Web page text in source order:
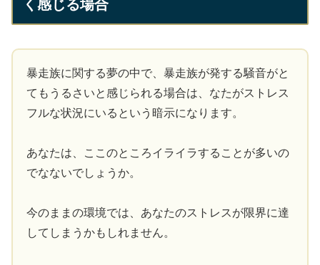
く感じる場合
暴走族に関する夢の中で、暴走族が発する騒音がと
てもうるさいと感じられる場合は、なたがストレス
フルな状況にいるという暗示になります。
あなたは、ここのところイライラすることが多いの
でなないでしょうか。
今のままの環境では、あなたのストレスが限界に達
してしまうかもしれません。